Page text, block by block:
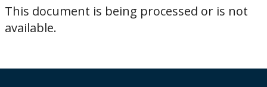
This document is being processed or is not
available.